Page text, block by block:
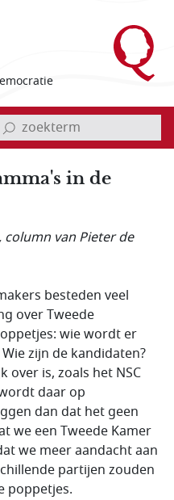
zoekterm
in de
column van Pieter de
besteden veel
over Tweede
wie wordt er
zijn de kandidaten?
over is, zoals het NSC
daar op
dan dat het geen
we een Tweede Kamer
we meer aandacht aan
partijen zouden
poppetjes.